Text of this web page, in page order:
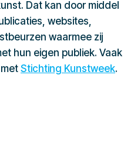
Dat kan door middel
websites,
waarmee zij
hun eigen publiek. Vaak
Stichting Kunstweek.